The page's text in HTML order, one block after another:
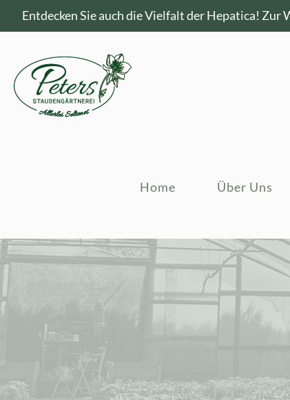
Entdecken Sie auch die Vielfalt der Hepatica! Zur
Home Über Uns